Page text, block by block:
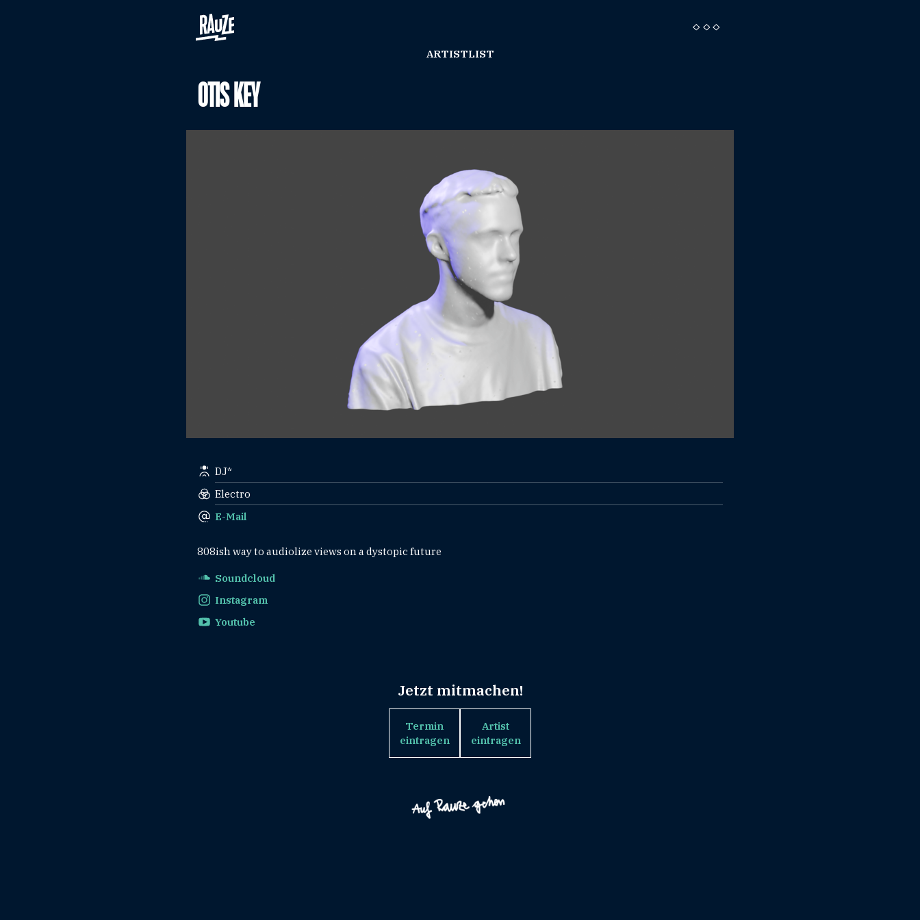
ARTISTLIST
OTIS KEY
DJ*
Electro
E-Mail
808ish way to audiolize views on a dystopic future
Soundcloud
Instagram
Youtube
Jetzt mitmachen!
Termin
eintragen
Artist
eintragen